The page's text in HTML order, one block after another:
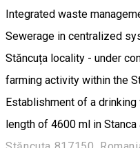
Integrated waste
Sewerage in centralized
Stăncuța locality - under
farming activity within the
Establishment of a
length of 4600 ml in